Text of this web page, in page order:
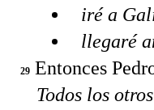
iré a
llegaré
29 Entonces
Todos los